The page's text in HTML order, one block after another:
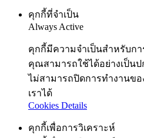
คุกกี้ที่จำเป็น
Always Active
คุกกี้มีความจำเป็นสำหรับกา
คุณสามารถใช้ได้อย่างเป็น
ไม่สามารถปิดการทำงานข
เราได้
Cookies Details
คุกกี้เพื่อการวิเคราะห์